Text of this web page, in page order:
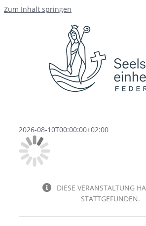
Zum Inhalt springen
2026-08-10T00:00:00+02:00
DIESE VERANSTALTUNG
STATTGEFUNDEN.